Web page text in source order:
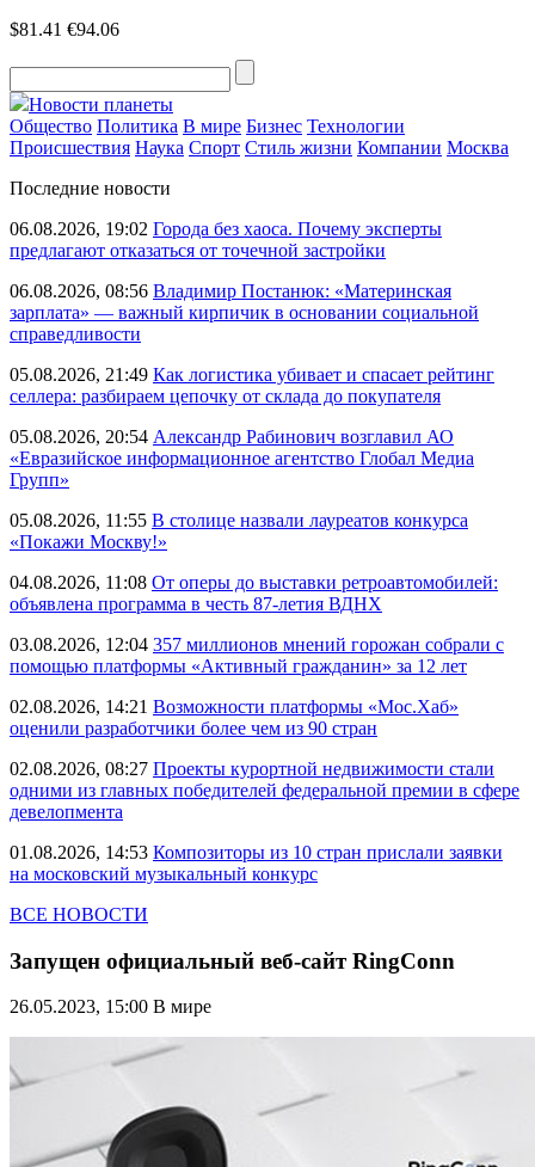
$81.41 €94.06
Новости планеты
Общество Политика В мире Бизнес Технологии
Происшествия Наука Спорт Стиль жизни Компании Москва
Последние новости
06.08.2026, 19:02 Города без хаоса. Почему эксперты
предлагают отказаться от точечной застройки
06.08.2026, 08:56 Владимир Постанюк: «Материнская
зарплата» — важный кирпичик в основании социальной
справедливости
05.08.2026, 21:49 Как логистика убивает и спасает рейтинг
селлера: разбираем цепочку от склада до покупателя
05.08.2026, 20:54 Александр Рабинович возглавил АО
«Евразийское информационное агентство Глобал Медиа
Групп»
05.08.2026, 11:55 В столице назвали лауреатов конкурса
«Покажи Москву!»
04.08.2026, 11:08 От оперы до выставки ретроавтомобилей:
объявлена программа в честь 87-летия ВДНХ
03.08.2026, 12:04 357 миллионов мнений горожан собрали с
помощью платформы «Активный гражданин» за 12 лет
02.08.2026, 14:21 Возможности платформы «Мос.Хаб»
оценили разработчики более чем из 90 стран
02.08.2026, 08:27 Проекты курортной недвижимости стали
одними из главных победителей федеральной премии в сфере
девелопмента
01.08.2026, 14:53 Композиторы из 10 стран прислали заявки
на московский музыкальный конкурс
ВСЕ НОВОСТИ
Запущен официальный веб-сайт RingConn
26.05.2023, 15:00 В мире